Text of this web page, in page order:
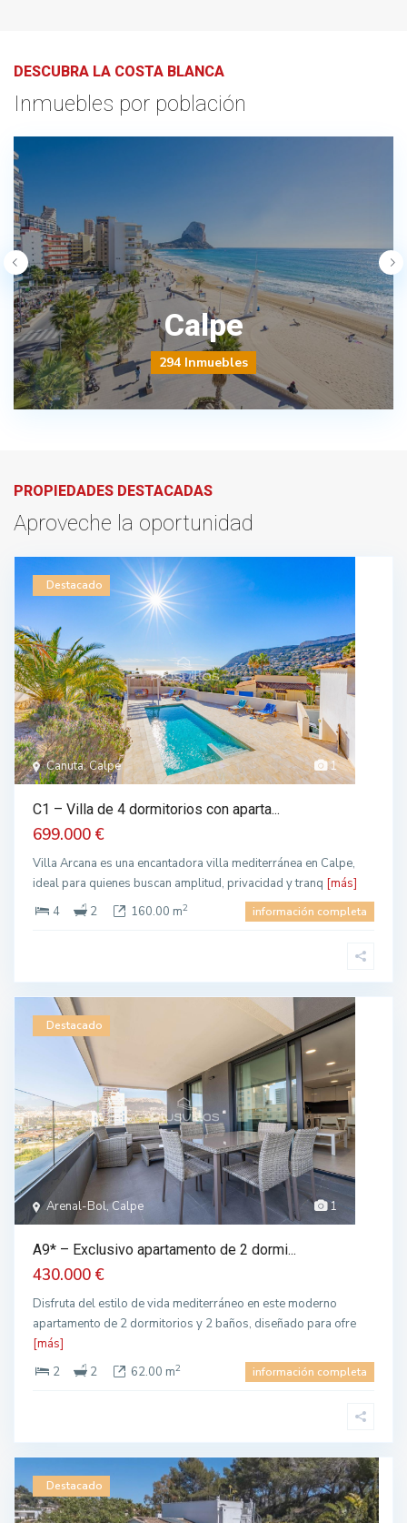
DESCUBRA LA COSTA BLANCA
Inmuebles por población
Calpe
294 Inmuebles
PROPIEDADES DESTACADAS
Aproveche la oportunidad
1
Canuta, Calpe
Destacado
C1 – Villa de 4 dormitorios con aparta...
699.000 €
Villa Arcana es una encantadora villa mediterránea en Calpe,
ideal para quienes buscan amplitud, privacidad y tranq [más]
4
2 160.00 m2 información completa
1
Arenal-Bol, Calpe
Destacado
A9* – Exclusivo apartamento de 2 dormi...
430.000 €
Disfruta del estilo de vida mediterráneo en este moderno
apartamento de 2 dormitorios y 2 baños, diseñado para ofre
[más]
2
2 62.00 m2 información completa
Destacado